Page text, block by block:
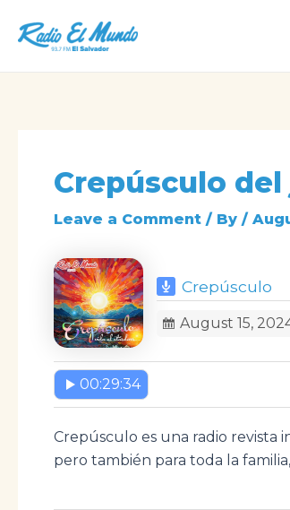
content
Crepúsculo del
Leave a Comment / By /
Crepúsculo
August 15,
00:29:34
Crepúsculo es una radio revista
pero también para toda la